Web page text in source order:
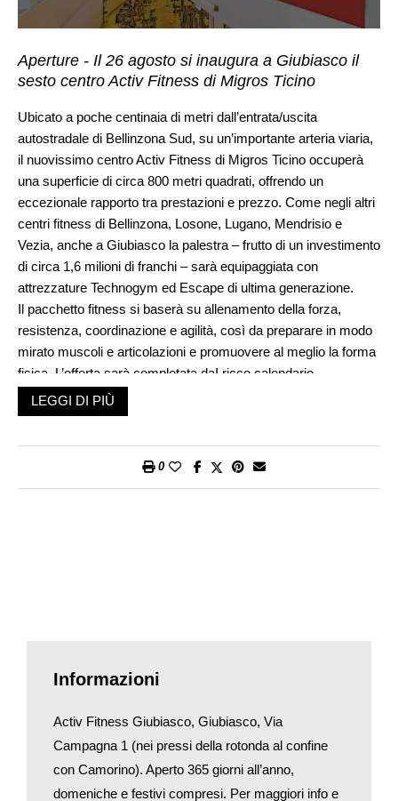
Aperture - Il 26 agosto si inaugura a Giubiasco il
sesto centro Activ Fitness di Migros Ticino
Ubicato a poche centinaia di metri dall’entrata/uscita
autostradale di Bellinzona Sud, su un’importante arteria viaria,
il nuovissimo centro Activ Fitness di Migros Ticino occuperà
una superficie di circa 800 metri quadrati, offrendo un
eccezionale rapporto tra prestazioni e prezzo. Come negli altri
centri fitness di Bellinzona, Losone, Lugano, Mendrisio e
Vezia, anche a Giubiasco la palestra – frutto di un investimento
di circa 1,6 milioni di franchi – sarà equipaggiata con
attrezzature Technogym ed Escape di ultima generazione.
Il pacchetto fitness si baserà su allenamento della forza,
resistenza, coordinazione e agilità, così da preparare in modo
mirato muscoli e articolazioni e promuovere al meglio la forma
fisica. L’offerta sarà completata daI ricco calendario
settimanale di corsi di gruppo – circa 25 ore –, che proporrà
agli avventori le ultimissime tendenze nel campo del
Flex e il Vital-Fit, il Pilates e il BodyCombat.
Il costo dell’iscrizione sarà molto competitivo e in occasione
una straordinaria offerta di lancio, con l’abbonamento annuale
beneficiari di AVS/AI il prezzo sarà addirittura di soli 540 franchi
(anziché 690).
LEGGI DI PIÙ
0
Informazioni
Activ Fitness Giubiasco, Giubiasco, Via
Campagna 1 (nei pressi della rotonda al confine
con Camorino). Aperto 365 giorni all’anno,
domeniche e festivi compresi. Per maggiori info e